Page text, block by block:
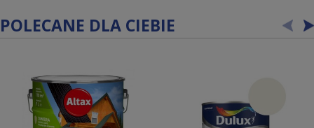
POLECANE DLA CIEBIE